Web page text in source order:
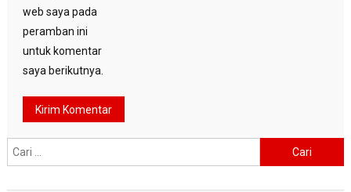
web saya pada
peramban ini
untuk komentar
saya berikutnya.
untuk: